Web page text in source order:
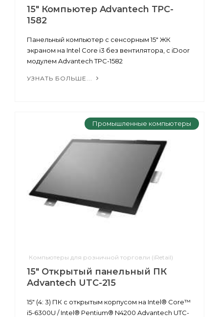
15" Компьютер Advantech TPC-
1582
Панельный компьютер с сенсорным 15" ЖК
экраном на Intel Core i3 без вентилятора, с iDoor
модулем Advantech TPC-1582
УЗНАТЬ БОЛЬШЕ...
Промышленные компьютеры
Компьютеры для розничной торговли (iRetail)
15" Открытый панельный ПК
Advantech UTC-215
15" (4: 3) ПК с открытым корпусом на Intel® Core™
i5-6300U / Intel® Pentium® N4200 Advantech UTC-